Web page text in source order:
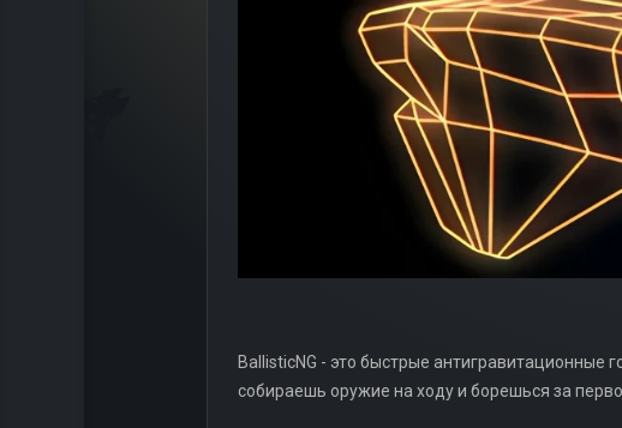
BallisticNG - это быстрые антигравитационные
собираешь оружие на ходу и борешься за